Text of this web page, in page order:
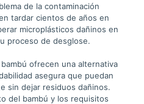
de la contaminación
tardar cientos de años en
microplásticos dañinos en
proceso de desglose.
ofrecen una alternativa
asegura que puedan
sin dejar residuos dañinos.
del bambú y los requisitos